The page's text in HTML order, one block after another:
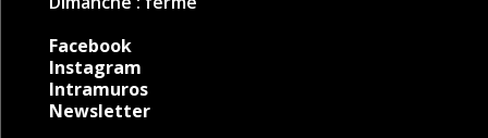
Facebook
Instagram
Intramuros
Newsletter